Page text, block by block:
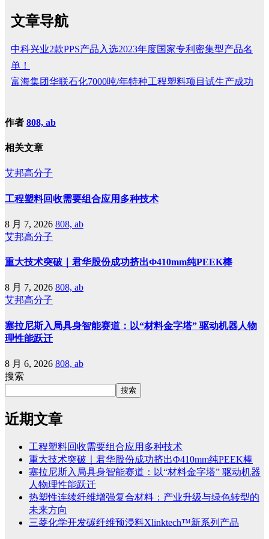
文章导航
中科兴业2款PPS产品入选2023年度国家专利密集型产品名
单！
富海集团华联石化7000吨/年特种工程塑料项目试生产成功
作者 808, ab
相关文章
艾邦高分子
工程塑料回收需要组合应用多种技术
8 月 7, 2026 808, ab
艾邦高分子
重大技术突破｜君华股份成功挤出Φ410mm纯PEEK棒
8 月 7, 2026 808, ab
艾邦高分子
塞拉尼斯入局具身智能赛道：以“材料金字塔” 驱动机器人物
理性能跃迁
8 月 6, 2026 808, ab
搜索
搜索
近期文章
工程塑料回收需要组合应用多种技术
重大技术突破｜君华股份成功挤出Φ410mm纯PEEK棒
塞拉尼斯入局具身智能赛道：以“材料金字塔” 驱动机器
人物理性能跃迁
热塑性连续纤维增强复合材料：产业升级与绿色转型的
未来方向
三菱化学开发碳纤维预浸料Xlinktech™新系列产品